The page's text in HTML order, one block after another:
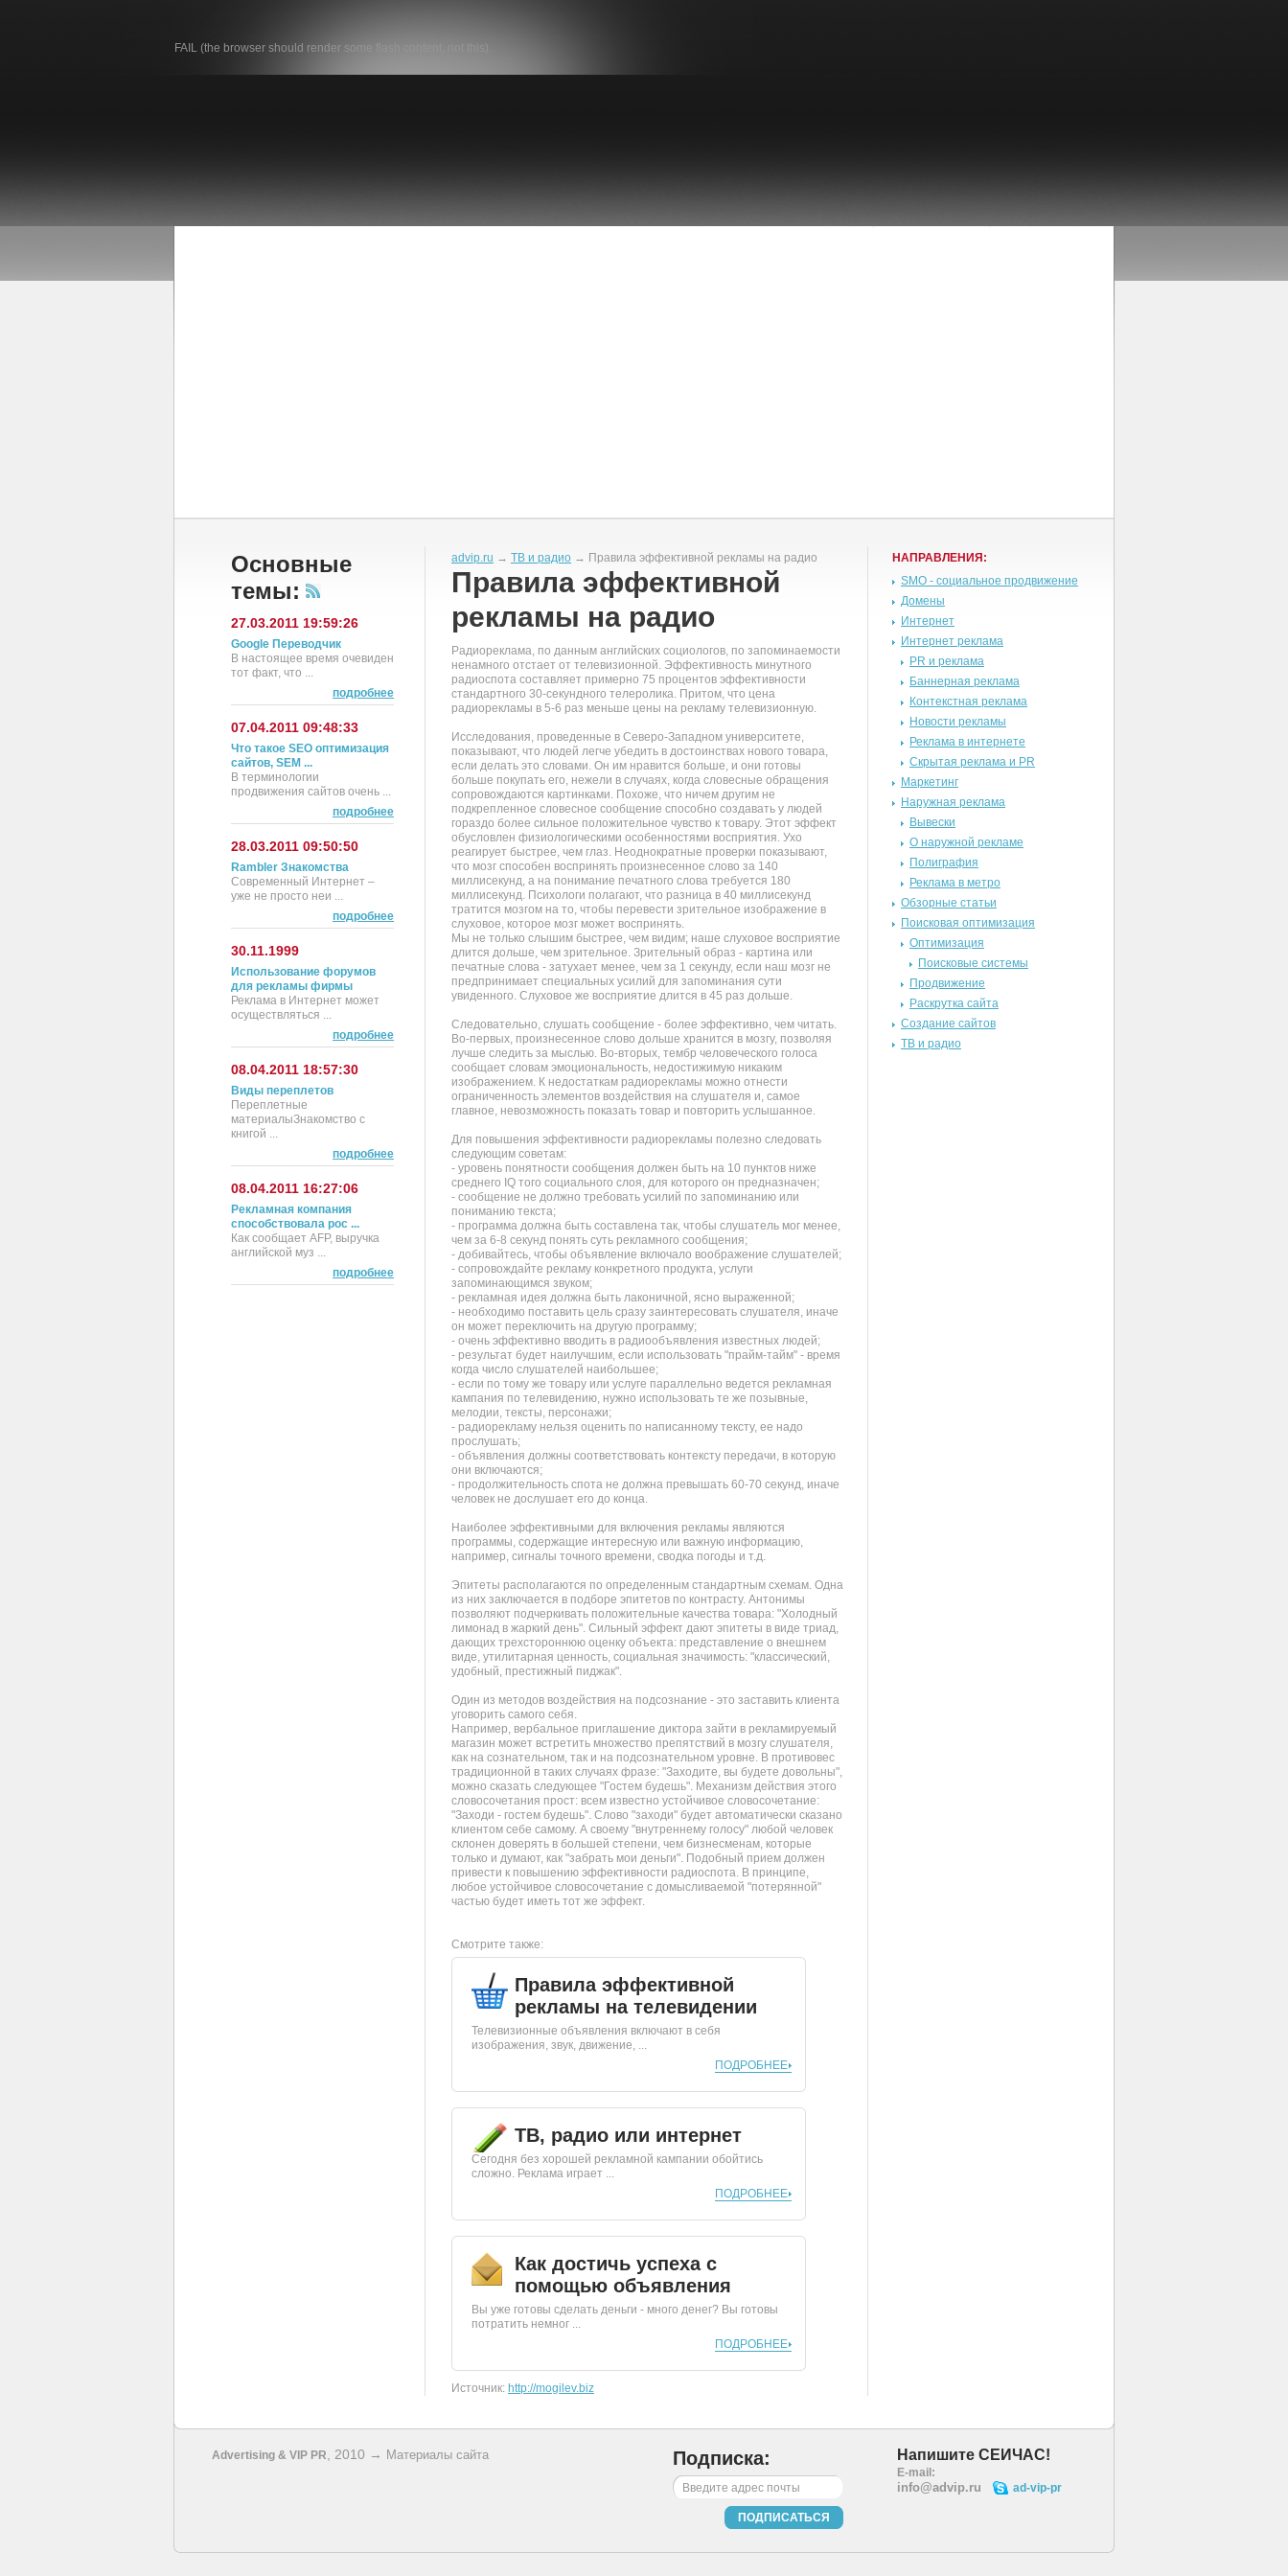
FAIL (the browser should render some flash content, not this).
Основные
темы:
27.03.2011 19:59:26
Google Переводчик
В настоящее время очевиден
тот факт, что ...
подробнее
07.04.2011 09:48:33
Что такое SEO оптимизация
сайтов, SEM ...
В терминологии
продвижения сайтов очень ...
подробнее
28.03.2011 09:50:50
Rambler Знакомства
Современный Интернет –
уже не просто неи ...
подробнее
30.11.1999
Использование форумов
для рекламы фирмы
Реклама в Интернет может
осуществляться ...
подробнее
08.04.2011 18:57:30
Виды переплетов
Переплетные
материалыЗнакомство с
книгой ...
подробнее
08.04.2011 16:27:06
Рекламная компания
способствовала рос ...
Как сообщает AFP, выручка
английской муз ...
подробнее
advip.ru → ТВ и радио → Правила эффективной рекламы на радио
Правила эффективной
рекламы на радио
Радиореклама, по данным английских социологов, по запоминаемости
ненамного отстает от телевизионной. Эффективность минутного
радиоспота составляет примерно 75 процентов эффективности
стандартного 30-секундного телеролика. Притом, что цена
радиорекламы в 5-6 раз меньше цены на рекламу телевизионную.
Исследования, проведенные в Северо-Западном университете,
показывают, что людей легче убедить в достоинствах нового товара,
если делать это словами. Он им нравится больше, и они готовы
больше покупать его, нежели в случаях, когда словесные обращения
сопровождаются картинками. Похоже, что ничем другим не
подкрепленное словесное сообщение способно создавать у людей
гораздо более сильное положительное чувство к товару. Этот эффект
обусловлен физиологическими особенностями восприятия. Ухо
реагирует быстрее, чем глаз. Неоднократные проверки показывают,
что мозг способен воспринять произнесенное слово за 140
миллисекунд, а на понимание печатного слова требуется 180
миллисекунд. Психологи полагают, что разница в 40 миллисекунд
тратится мозгом на то, чтобы перевести зрительное изображение в
слуховое, которое мозг может воспринять.
Мы не только слышим быстрее, чем видим; наше слуховое восприятие
длится дольше, чем зрительное. Зрительный образ - картина или
печатные слова - затухает менее, чем за 1 секунду, если наш мозг не
предпринимает специальных усилий для запоминания сути
увиденного. Слуховое же восприятие длится в 45 раз дольше.
Следовательно, слушать сообщение - более эффективно, чем читать.
Во-первых, произнесенное слово дольше хранится в мозгу, позволяя
лучше следить за мыслью. Во-вторых, тембр человеческого голоса
сообщает словам эмоциональность, недостижимую никаким
изображением. К недостаткам радиорекламы можно отнести
ограниченность элементов воздействия на слушателя и, самое
главное, невозможность показать товар и повторить услышанное.
Для повышения эффективности радиорекламы полезно следовать
следующим советам:
- уровень понятности сообщения должен быть на 10 пунктов ниже
среднего IQ того социального слоя, для которого он предназначен;
- сообщение не должно требовать усилий по запоминанию или
пониманию текста;
- программа должна быть составлена так, чтобы слушатель мог менее,
чем за 6-8 секунд понять суть рекламного сообщения;
- добивайтесь, чтобы объявление включало воображение слушателей;
- сопровождайте рекламу конкретного продукта, услуги
запоминающимся звуком;
- рекламная идея должна быть лаконичной, ясно выраженной;
- необходимо поставить цель сразу заинтересовать слушателя, иначе
он может переключить на другую программу;
- очень эффективно вводить в радиообъявления известных людей;
- результат будет наилучшим, если использовать "прайм-тайм" - время
когда число слушателей наибольшее;
- если по тому же товару или услуге параллельно ведется рекламная
кампания по телевидению, нужно использовать те же позывные,
мелодии, тексты, персонажи;
- радиорекламу нельзя оценить по написанному тексту, ее надо
прослушать;
- объявления должны соответствовать контексту передачи, в которую
они включаются;
- продолжительность спота не должна превышать 60-70 секунд, иначе
человек не дослушает его до конца.
Наиболее эффективными для включения рекламы являются
программы, содержащие интересную или важную информацию,
например, сигналы точного времени, сводка погоды и т.д.
Эпитеты располагаются по определенным стандартным схемам. Одна
из них заключается в подборе эпитетов по контрасту. Антонимы
позволяют подчеркивать положительные качества товара: "Холодный
лимонад в жаркий день". Сильный эффект дают эпитеты в виде триад,
дающих трехстороннюю оценку объекта: представление о внешнем
виде, утилитарная ценность, социальная значимость: "классический,
удобный, престижный пиджак".
Один из методов воздействия на подсознание - это заставить клиента
уговорить самого себя.
Например, вербальное приглашение диктора зайти в рекламируемый
магазин может встретить множество препятствий в мозгу слушателя,
как на сознательном, так и на подсознательном уровне. В противовес
традиционной в таких случаях фразе: "Заходите, вы будете довольны",
можно сказать следующее "Гостем будешь". Механизм действия этого
словосочетания прост: всем известно устойчивое словосочетание:
"Заходи - гостем будешь". Слово "заходи" будет автоматически сказано
клиентом себе самому. А своему "внутреннему голосу" любой человек
склонен доверять в большей степени, чем бизнесменам, которые
только и думают, как "забрать мои деньги". Подобный прием должен
привести к повышению эффективности радиоспота. В принципе,
любое устойчивое словосочетание с домысливаемой "потерянной"
частью будет иметь тот же эффект.
Смотрите также:
Правила эффективной
рекламы на телевидении
Телевизионные объявления включают в себя
изображения, звук, движение, ...
ПОДРОБНЕЕ
ТВ, радио или интернет
Сегодня без хорошей рекламной кампании обойтись
сложно. Реклама играет ...
ПОДРОБНЕЕ
Как достичь успеха с
помощью объявления
Вы уже готовы сделать деньги - много денег? Вы готовы
потратить немног ...
ПОДРОБНЕЕ
Источник: http://mogilev.biz
НАПРАВЛЕНИЯ:
SMO - социальное продвижение
Домены
Интернет
Интернет реклама
PR и реклама
Баннерная реклама
Контекстная реклама
Новости рекламы
Реклама в интернете
Скрытая реклама и PR
Маркетинг
Наружная реклама
Вывески
О наружной рекламе
Полиграфия
Реклама в метро
Обзорные статьи
Поисковая оптимизация
Оптимизация
Поисковые системы
Продвижение
Раскрутка сайта
Создание сайтов
ТВ и радио
Advertising & VIP PR , 2010 → Материалы сайта Подписка:
ПОДПИСАТЬСЯ
Напишите СЕЙЧАС!
E-mail:
info@advip.ru ad-vip-pr